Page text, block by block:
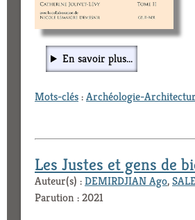
En savoir plus...
Mots-clés:Archéologie-
Les Justes et gens de
Auteur(s) :DEMIRDJIAN Ago,
Parution : 2021